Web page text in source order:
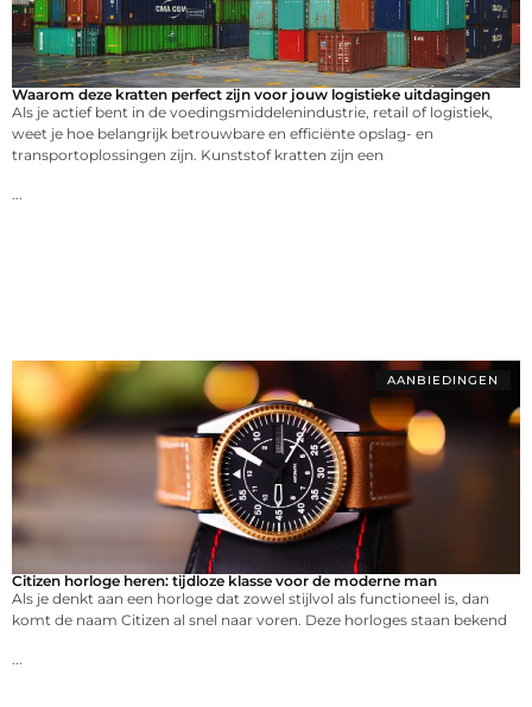
Waarom deze kratten perfect zijn voor jouw logistieke uitdagingen
Als je actief bent in de voedingsmiddelenindustrie, retail of logistiek,
weet je hoe belangrijk betrouwbare en efficiënte opslag- en
transportoplossingen zijn. Kunststof kratten zijn een
AANBIEDINGEN
Citizen horloge heren: tijdloze klasse voor de moderne man
Als je denkt aan een horloge dat zowel stijlvol als functioneel is, dan
komt de naam Citizen al snel naar voren. Deze horloges staan bekend